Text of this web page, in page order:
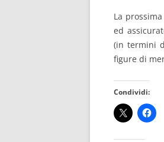
La
ed
(in termini
figure di
Condividi: